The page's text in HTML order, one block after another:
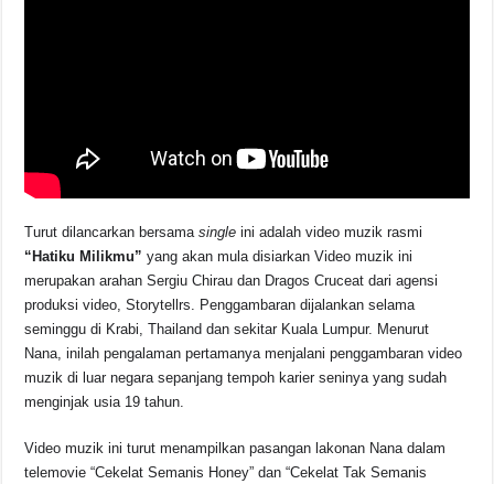
Turut dilancarkan bersamasingle ini adalah video muzik rasmi
“Hatiku Milikmu” yang akan mula disiarkan Video muzik ini
merupakan arahan Sergiu Chirau dan Dragos Cruceat dari agensi
produksi video, Storytellrs. Penggambaran dijalankan selama
seminggu di Krabi, Thailand dan sekitar Kuala Lumpur. Menurut
Nana, inilah pengalaman pertamanya menjalani penggambaran video
muzik di luar negara sepanjang tempoh karier seninya yang sudah
menginjak usia 19 tahun.
Video muzik ini turut menampilkan pasangan lakonan Nana dalam
telemovie “Cekelat Semanis Honey” dan “Cekelat Tak Semanis